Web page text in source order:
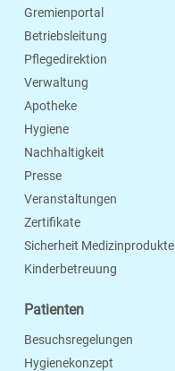
Gremienportal
Betriebsleitung
Pflegedirektion
Verwaltung
Apotheke
Hygiene
Nachhaltigkeit
Presse
Veranstaltungen
Zertifikate
Sicherheit Medizinprodukte
Kinderbetreuung
Patienten
Besuchsregelungen
Hygienekonzept